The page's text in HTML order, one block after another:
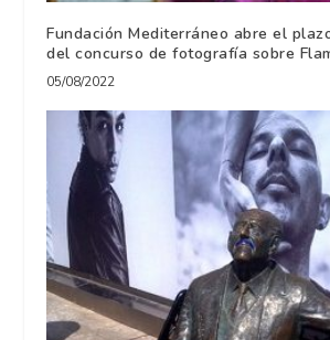
Fundación Mediterráneo abre el
del concurso de fotografía sobre
05/08/2022